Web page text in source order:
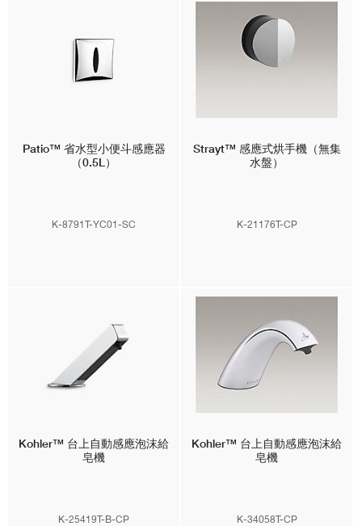
Patio™ 省水型小便斗感應器
（0.5L）
K-8791T-YC01-SC
Strayt™ 感應式烘手機（無集
水盤）
K-21176T-CP
Kohler™ 台上自動感應泡沫給
皂機
K-25419T-B-CP
Kohler™ 台上自動感應泡沫給
皂機
K-34058T-CP